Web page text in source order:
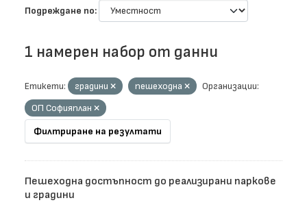
Подреждане по
1 намерен набор от данни
Етикети: градини пешеходна
Организации:
ОП Софияплан
Филтриране на резултати
Пешеходна достъпност до реализирани паркове
и градини